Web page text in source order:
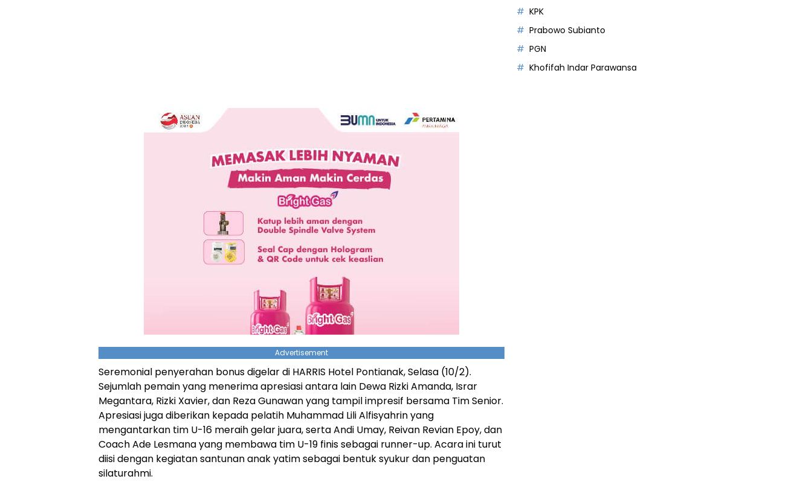
Advertisement
Seremonial penyerahan bonus digelar di HARRIS Hotel Pontianak, Selasa (10/2).
Sejumlah pemain yang menerima apresiasi antara lain Dewa Rizki Amanda, Israr
Megantara, Rizki Xavier, dan Reza Gunawan yang tampil impresif bersama Tim Senior.
Apresiasi juga diberikan kepada pelatih Muhammad Lili Alfisyahrin yang
mengantarkan tim U-16 meraih gelar juara, serta Andi Umay, Reivan Revian Epoy, dan
Coach Ade Lesmana yang membawa tim U-19 finis sebagai runner-up. Acara ini turut
diisi dengan kegiatan santunan anak yatim sebagai bentuk syukur dan penguatan
silaturahmi.
KPK
Prabowo Subianto
PGN
Khofifah Indar Parawansa